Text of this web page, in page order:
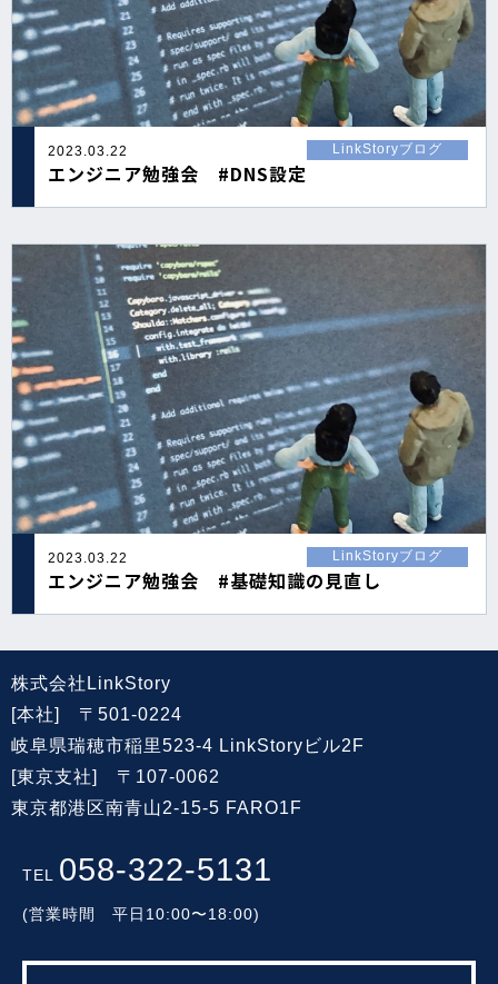
2023.03.22 LinkStoryブログ
エンジニア勉強会 #DNS設定
2023.03.22 LinkStoryブログ
エンジニア勉強会 #基礎知識の見直し
株式会社LinkStory
[本社] 〒501-0224
岐阜県瑞穂市稲里523-4 LinkStoryビル2F
[東京支社] 〒107-0062
東京都港区南青山2-15-5 FARO1F
TEL 058-322-5131
(営業時間 平日10:00〜18:00)